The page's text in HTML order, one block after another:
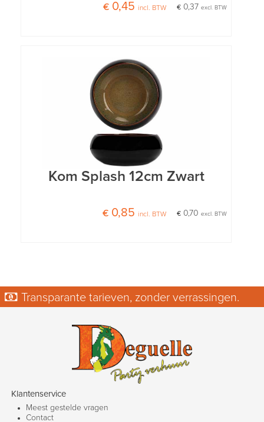
€ 0,37excl. BTW
€ 0,45 incl. BTW
Kom Splash 12cm Zwart
€ 0,70excl. BTW
€ 0,85 incl. BTW
Transparante tarieven, zonder verrassingen.
Klantenservice
Meest gestelde vragen
Contact